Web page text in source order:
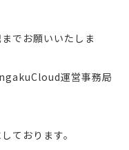
でお願いいたしま
運営事務局
ております。